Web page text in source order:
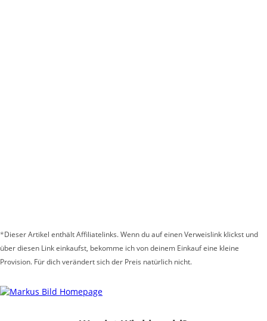
*Dieser Artikel enthält Affiliatelinks. Wenn du auf einen Verweislink klickst und
über diesen Link einkaufst, bekomme ich von deinem Einkauf eine kleine
Provision. Für dich verändert sich der Preis natürlich nicht.